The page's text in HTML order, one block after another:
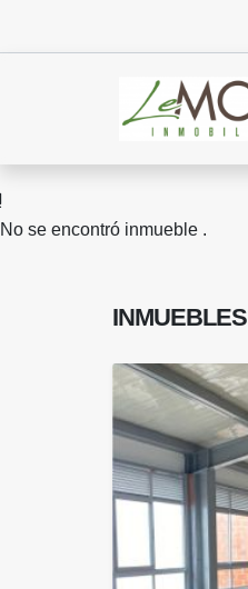
No se encontró inmueble .
INMUEBLES